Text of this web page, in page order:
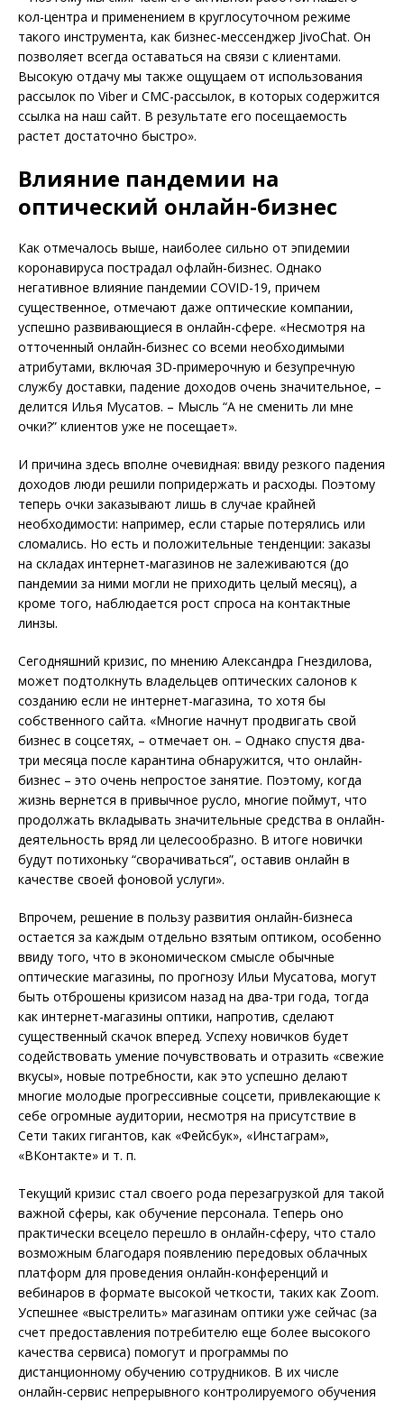
кол-центра и применением в круглосуточном режиме
такого инструмента, как бизнес-мессенджер JivoChat. Он
позволяет всегда оставаться на связи с клиентами.
Высокую отдачу мы также ощущаем от использования
рассылок по Viber и СМС-рассылок, в которых содержится
ссылка на наш сайт. В результате его посещаемость
растет достаточно быстро».
Влияние пандемии на
оптический онлайн-бизнес
Как отмечалось выше, наиболее сильно от эпидемии
коронавируса пострадал офлайн-бизнес. Однако
негативное влияние пандемии COVID-19, причем
существенное, отмечают даже оптические компании,
успешно развивающиеся в онлайн-сфере. «Несмотря на
отточенный онлайн-бизнес со всеми необходимыми
атрибутами, включая 3D-примерочную и безупречную
службу доставки, падение доходов очень значительное, –
делится Илья Мусатов. – Мысль “А не сменить ли мне
очки?” клиентов уже не посещает».
И причина здесь вполне очевидная: ввиду резкого падения
доходов люди решили попридержать и расходы. Поэтому
теперь очки заказывают лишь в случае крайней
необходимости: например, если старые потерялись или
сломались. Но есть и положительные тенденции: заказы
на складах интернет-магазинов не залеживаются (до
пандемии за ними могли не приходить целый месяц), а
кроме того, наблюдается рост спроса на контактные
линзы.
Сегодняшний кризис, по мнению Александра Гнездилова,
может подтолкнуть владельцев оптических салонов к
созданию если не интернет-магазина, то хотя бы
собственного сайта. «Многие начнут продвигать свой
бизнес в соцсетях, – отмечает он. – Однако спустя два-
три месяца после карантина обнаружится, что онлайн-
бизнес – это очень непростое занятие. Поэтому, когда
жизнь вернется в привычное русло, многие поймут, что
продолжать вкладывать значительные средства в онлайн-
деятельность вряд ли целесообразно. В итоге новички
будут потихоньку “сворачиваться”, оставив онлайн в
качестве своей фоновой услуги».
Впрочем, решение в пользу развития онлайн-бизнеса
остается за каждым отдельно взятым оптиком, особенно
ввиду того, что в экономическом смысле обычные
оптические магазины, по прогнозу Ильи Мусатова, могут
быть отброшены кризисом назад на два-три года, тогда
как интернет-магазины оптики, напротив, сделают
существенный скачок вперед. Успеху новичков будет
содействовать умение почувствовать и отразить «свежие
вкусы», новые потребности, как это успешно делают
многие молодые прогрессивные соцсети, привлекающие к
себе огромные аудитории, несмотря на присутствие в
Сети таких гигантов, как «Фейсбук», «Инстаграм»,
«ВКонтакте» и т. п.
Текущий кризис стал своего рода перезагрузкой для такой
важной сферы, как обучение персонала. Теперь оно
практически всецело перешло в онлайн-сферу, что стало
возможным благодаря появлению передовых облачных
платформ для проведения онлайн-конференций и
вебинаров в формате высокой четкости, таких как Zoom.
Успешнее «выстрелить» магазинам оптики уже сейчас (за
счет предоставления потребителю еще более высокого
качества сервиса) помогут и программы по
дистанционному обучению сотрудников. В их числе
онлайн-сервис непрерывного контролируемого обучения